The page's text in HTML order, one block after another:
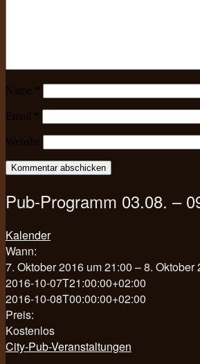
Name
Email
Website
Pub-Programm 03.08. –
Kalender
Wann:
7. Oktober 2016 um 21:00 – 8. Oktober
2016-10-07T21:00:00+02:00
2016-10-08T00:00:00+02:00
Preis:
Kostenlos
City-Pub-Veranstaltungen